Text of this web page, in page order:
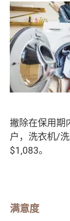
撇除在保用期
户，洗衣机/
$1,083。
满意度